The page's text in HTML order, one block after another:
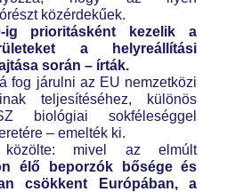
közérdekűek.
ig prioritásként kezelik a
a helyreállítási
során – írták.
fog járulni az EU nemzetközi
teljesítéséhez, különös
biológiai sokféleséggel
– emelték ki.
mivel az elmúlt
élő beporzók bősége és
csökkent Európában, a